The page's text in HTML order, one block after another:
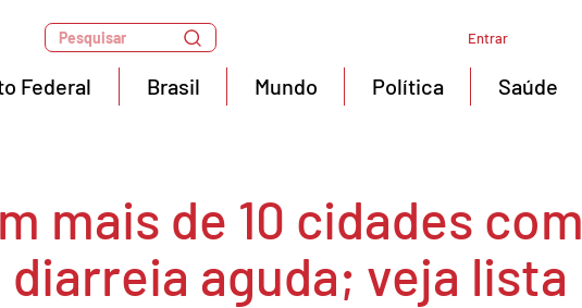
Pesquisar Entrar
Federal Brasil Mundo Política Saúde
mais de 10 cidades com
aguda; veja lista